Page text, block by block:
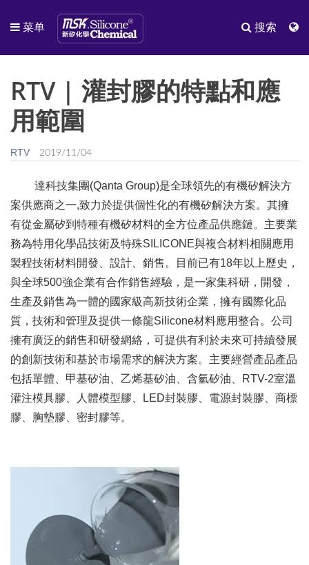
菜单 搜索
RTV | 灌封膠的特點和應
用範圍
RTV 2019/11/04
達科技集團(Qanta Group)是全球領先的有機矽解決方
案供應商之一,致力於提供個性化的有機矽解決方案。 其擁
有從金屬矽到特種有機矽材料的全方位產品供應鏈。 主要業
務為特用化學品技術及特殊SILICONE與複合材料相關應用
製程技術材料開發、設計、銷售。
目前已有18年以上歷史，
與全球500強企業有合作銷售經驗，是一家集科研，開發，
生產及銷售為一體的國家級高新技術企業，擁有國際化品
質，技術和管理及提供一條龍Silicone材料應用整合。 公司
擁有廣泛的銷售和研發網絡，可提供有利於未來可持續發展
的創新技術和基於市場需求的解決方案。 主要經營產品產品
包括單體、甲基矽油、乙烯基矽油、含氫矽油、RTV-2室溫
灌注模具膠、人體模型膠、LED封裝膠、電源封裝膠、商標
膠、胸墊膠、密封膠等。